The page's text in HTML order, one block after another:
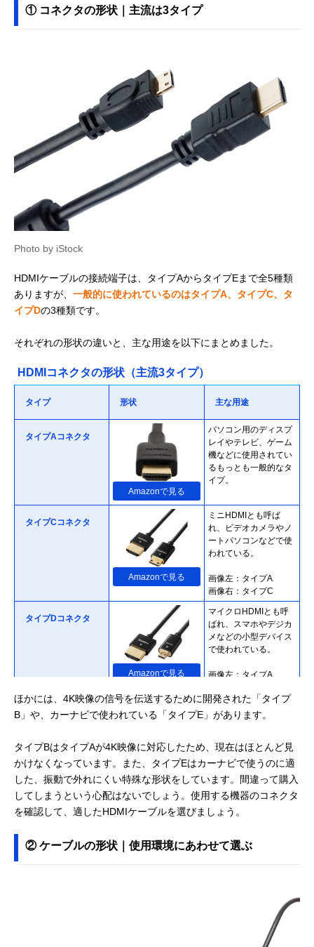
① コネクタの形状｜主流は3タイプ
Photo by iStock
HDMIケーブルの接続端子は、タイプAからタイプEまで全5種類
ありますが、 一般的に使われているのはタイプA、タイプC、タ
イプDの3種類です。
それぞれの形状の違いと、主な用途を以下にまとめました。
HDMIコネクタの形状（主流3タイプ）
タイプ 形状 主な用途
タイプAコネクタ
Amazonで見る
パソコン用のディスプ
レイやテレビ、ゲーム
機などに使用されてい
るもっとも一般的なタ
イプ。
タイプCコネクタ
Amazonで見る
ミニHDMIとも呼ば
れ、ビデオカメラやノ
ートパソコンなどで使
われている。
画像左：タイプA
画像右：タイプC
タイプDコネクタ
Amazonで見る
マイクロHDMIとも呼
ばれ、スマホやデジカ
メなどの小型デバイス
で使われている。
画像左：タイプA
ほかには、4K映像の信号を伝送するために開発された「タイプ
B」や、カーナビで使われている「タイプE」があります。
タイプBはタイプAが4K映像に対応したため、現在はほとんど見
かけなくなっています。また、タイプEはカーナビで使うのに適
した、振動で外れにくい特殊な形状をしています。間違って購入
してしまうという心配はないでしょう。使用する機器のコネクタ
を確認して、適したHDMIケーブルを選びましょう。
② ケーブルの形状｜使用環境にあわせて選ぶ